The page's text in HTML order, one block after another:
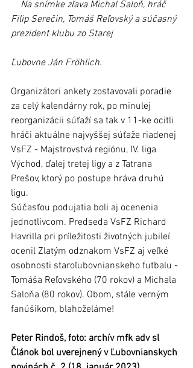
Filip Serečin, Tomáš Reľovský a súčasný
prezident klubu zo Starej
Ľubovne Ján Fröhlich.
Organizátori ankety zostavovali poradie
za celý kalendárny rok, po minulej
reorganizácii súťaží sa tak v 11-ke ocitli
hráči aktuálne najvyššej súťaže riadenej
VsFZ - Majstrovstvá regiónu, IV. liga
Východ, ďalej tretej ligy a z Tatrana
Prešov, ktorý po postupe hráva druhú
ligu.
Súčasťou podujatia boli aj ocenenia
jednotlivcom. Predseda VsFZ Richard
Havrilla pri príležitosti životných jubileí
ocenil Zlatým odznakom VsFZ aj veľké
osobnosti staroľubovnianskeho futbalu -
Tomáša Reľovského (70 rokov) a Michala
Saloňa (80 rokov). Obom, stále verným
Peter Rindoš, foto: archív mfk adv sl
Článok bol uverejnený v Ľubovnianskych